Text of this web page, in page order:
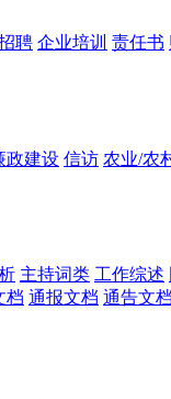
聘 企业培训 责任书
政建设 信访 农业/农
主持词类 工作综述
档 通报文档 通告文档